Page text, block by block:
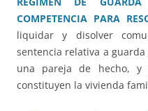
COMPETENCIA PARA
liquidar y disolver
sentencia relativa a
una pareja de hecho, y
constituyen la vivienda